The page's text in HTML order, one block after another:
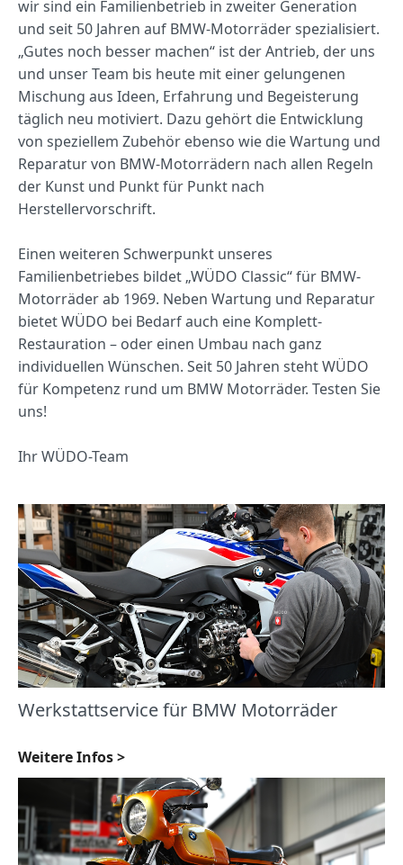
wir sind ein Familienbetrieb in zweiter Generation
und seit 50 Jahren auf BMW-Motorräder spezialisiert.
„Gutes noch besser machen“ ist der Antrieb, der uns
und unser Team bis heute mit einer gelungenen
Mischung aus Ideen, Erfahrung und Begeisterung
täglich neu motiviert. Dazu gehört die Entwicklung
von speziellem Zubehör ebenso wie die Wartung und
Reparatur von BMW-Motorrädern nach allen Regeln
der Kunst und Punkt für Punkt nach
Herstellervorschrift.
Einen weiteren Schwerpunkt unseres
Familienbetriebes bildet „WÜDO Classic“ für BMW-
Motorräder ab 1969. Neben Wartung und Reparatur
bietet WÜDO bei Bedarf auch eine Komplett-
Restauration – oder einen Umbau nach ganz
individuellen Wünschen. Seit 50 Jahren steht WÜDO
für Kompetenz rund um BMW Motorräder. Testen Sie
uns!
Ihr WÜDO-Team
Werkstattservice für BMW Motorräder
Weitere Infos >